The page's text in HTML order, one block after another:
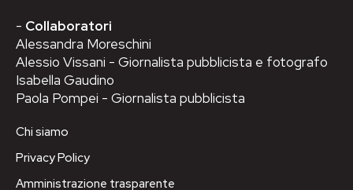
- Collaboratori
Alessandra Moreschini
Alessio Vissani - Giornalista pubblicista e fotografo
Isabella Gaudino
Paola Pompei - Giornalista pubblicista
Chi siamo
Privacy Policy
Amministrazione trasparente